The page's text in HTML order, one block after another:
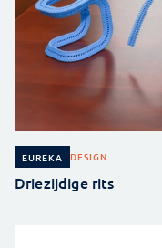
EUREKA DESIGN
Driezijdige rits